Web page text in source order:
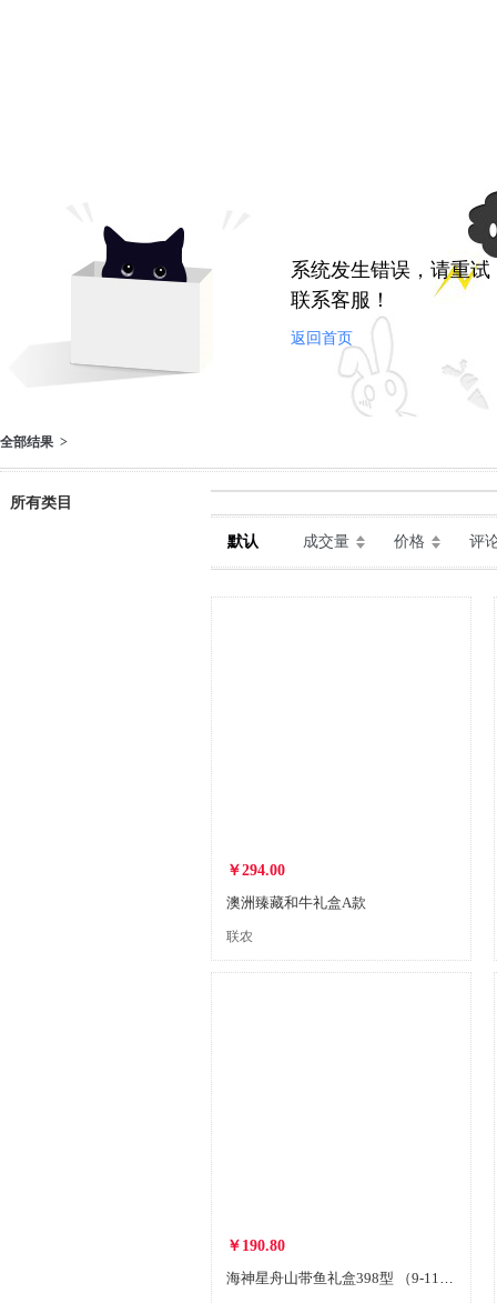
系统发生错误，请重
联系客服！
返回首页
全部结果 >
所有类目
默认 成交量 价格 评
￥294.00
澳洲臻藏和牛礼盒A款
联农
￥190.80
海神星舟山带鱼礼盒398型 （9-11条）